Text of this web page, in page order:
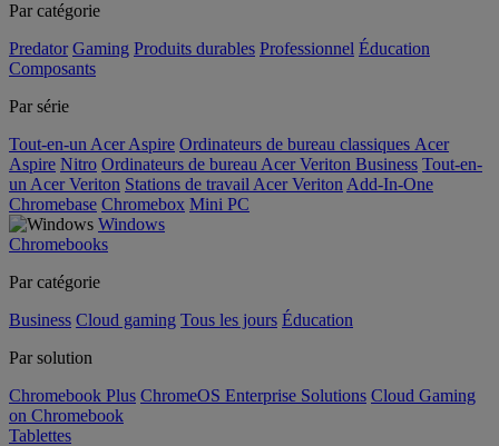
Par catégorie
Predator Gaming Produits durables Professionnel Éducation
Composants
Par série
Tout-en-un Acer Aspire Ordinateurs de bureau classiques Acer
Aspire Nitro Ordinateurs de bureau Acer Veriton Business Tout-en-
un Acer Veriton Stations de travail Acer Veriton Add-In-One
Chromebase Chromebox Mini PC
Windows
Chromebooks
Par catégorie
Business Cloud gaming Tous les jours Éducation
Par solution
Chromebook Plus ChromeOS Enterprise Solutions Cloud Gaming
on Chromebook
Tablettes